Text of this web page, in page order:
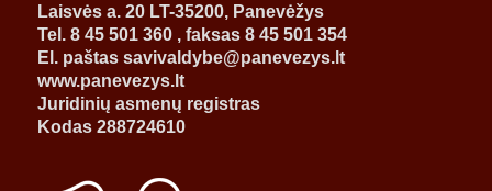
Laisvės a. 20 LT-35200, Panevėžys
Tel. 8 45 501 360 , faksas 8 45 501 354
El. paštas savivaldybe@panevezys.lt
www.panevezys.lt
Juridinių asmenų registras
Kodas 288724610